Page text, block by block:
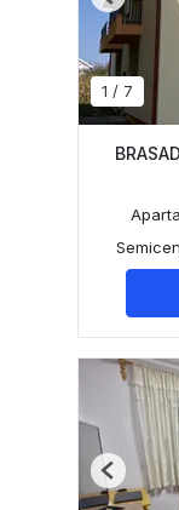
1 / 7
Previous